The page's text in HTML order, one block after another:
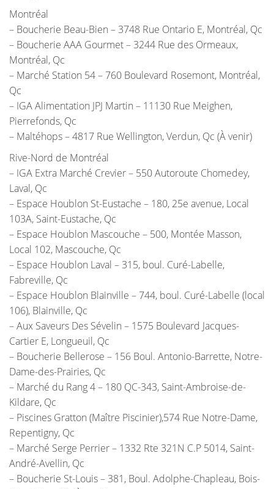
Montréal
– Boucherie Beau-Bien – 3748 Rue Ontario E, Montréal, Qc
– Boucherie AAA Gourmet – 3244 Rue des Ormeaux,
Montréal, Qc
– Marché Station 54 – 760 Boulevard Rosemont, Montréal,
Qc
– IGA Alimentation JPJ Martin – 11130 Rue Meighen,
Pierrefonds, Qc
– Maltéhops – 4817 Rue Wellington, Verdun, Qc (À venir)
Rive-Nord de Montréal
– IGA Extra Marché Crevier – 550 Autoroute Chomedey,
Laval, Qc
– Espace Houblon St-Eustache – 180, 25e avenue, Local
103A, Saint-Eustache, Qc
– Espace Houblon Mascouche – 500, Montée Masson,
Local 102, Mascouche, Qc
– Espace Houblon Laval – 315, boul. Curé-Labelle,
Fabreville, Qc
– Espace Houblon Blainville – 744, boul. Curé-Labelle (local
106), Blainville, Qc
– Aux Saveurs Des Sévelin – 1575 Boulevard Jacques-
Cartier E, Longueuil, Qc
– Boucherie Bellerose – 156 Boul. Antonio-Barrette, Notre-
Dame-des-Prairies, Qc
– Marché du Rang 4 – 180 QC-343, Saint-Ambroise-de-
Kildare, Qc
– Piscines Gratton (Maître Piscinier),574 Rue Notre-Dame,
Repentigny, Qc
– Marché Serge Perrier – 1332 Rte 321N C.P 5014, Saint-
André-Avellin, Qc
– Boucherie St-Louis – 381, Boul. Adolphe-Chapleau, Bois-